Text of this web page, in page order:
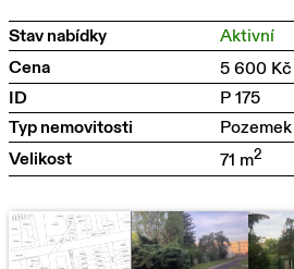
Stav nabídky
Aktivní
Cena
5 600
ID
P 175
Typ nemovitosti
Pozemek
Velikost
71 m2